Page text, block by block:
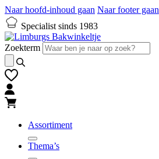
Naar hoofd-inhoud gaan Naar footer gaan
Specialist sinds 1983
Zoekterm
Assortiment
Thema’s